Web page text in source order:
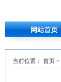
网站首页
当前位置： 首页 >